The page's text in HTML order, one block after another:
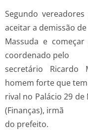
Segundo
aceitar a demissão de
Massuda e
coordenado pelo
secretário Ricardo
homem forte que
rival no Palácio 29
(Finanças), irmã
do prefeito.